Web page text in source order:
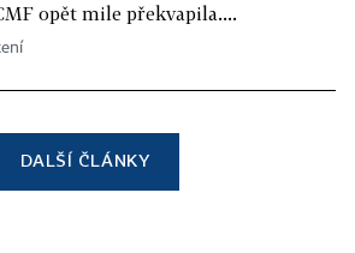
opět mile překvapila....
DALŠÍ ČLÁNKY